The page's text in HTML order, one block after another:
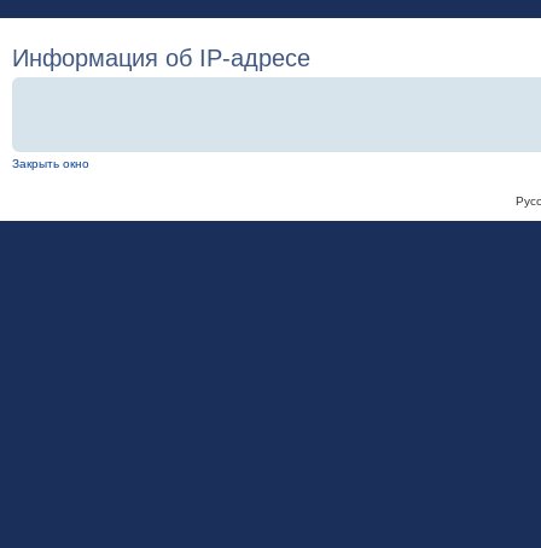
Информация об IP-адресе
Закрыть окно